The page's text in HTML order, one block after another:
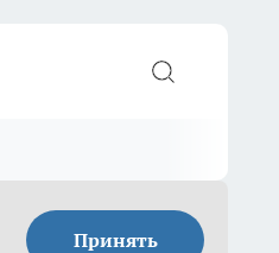
Принять